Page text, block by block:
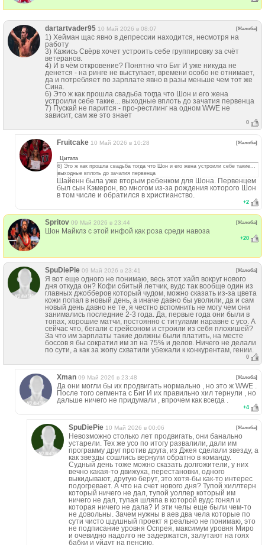
dartartvader95 10 Май 2026 в 08:07 [Жалоба]
1) Хейман щас явно в депрессии находится, несмотря на
работу
3) Кажись Свёрв хочет устроить себе группировку за счёт
ветеранов.
4) И в чём откровение? Понятно что Биг И уже никуда не
денется - на ринге не выступает, времени особо не отнимает,
да и потребляет по зарплате явно в разы меньше чем тот же
Сина.
6) Это ж как прошла свадьба тогда что Шон и его жена
устроили себе такие... выходные вплоть до зачатия первенца
7) Пускай не парится - про-рестлинг на одном WWE не
зависит, сам же это знает
0
Fruitcake 10 Май 2026 в 10:28 [Жалоба]
Цитата
6) Это ж как прошла свадьба тогда что Шон и его жена устроили себе такие...
выходные вплоть до зачатия первенца
Шайенн была уже вторым ребенком для Шона. Первенцем
был сын Кэмерон, во многом из-за рождения которого Шон
в том числе и обратился в христианство.
+2
Spritov 09 Май 2026 в 23:44 [Жалоба]
Шон Майклз с этой инфой как роза среди навоза
+20
SpuDiePie 09 Май 2026 в 23:41 [Жалоба]
Я вот еще одного не понимаю, весь этот хайп вокруг нового
дня откуда он? Кофи сбитый летчик, вудс так вообще один из
главных джобберов который чудом, можно сказать из-за цвета
кожи попал в новый день, а иначе давно бы уволили, да и сам
новый день давно не те, я честно вспомнить не могу чем они
занимались последние 2-3 года. Да, первые года они были в
топах, хорошие матчи, постоянно с титулами наравне с усо. А
сейчас что, бегали с грейсоном и строили из себя плохишей?
За что им зарплаты такие должны были платить, на месте
боссов я бы сократил им зп на 75% и делов. Ничего не делали
по сути, а как за жопу схватили убежали к конкурентам, гении.
0
Xman 09 Май 2026 в 23:48 [Жалоба]
Да они могли бы их продвигать нормально , но это ж WWE .
После того сегмента с Биг И их правильно хил тернули , но
дальше ничего не придумали , впрочем как всегда .
+4
SpuDiePie 10 Май 2026 в 00:06 [Жалоба]
Невозможно столько лет продвигать, они банально
устарели. Тех же усо по итогу развалили, дали им
программу друг против друга, из Джея сделали звезду, а
как звезды сошлись вернули обратно в команду.
Судный день тоже можно сказать долгожители, у них
вечно какая-то движуха, перестановки, одного
выкидывают, другую берут, это хотя-бы как-то интерес
подогревает. А что на счет нового дня? Тупой хиллтерн
который ничего не дал, тупой уоллер который им
ничего не дал, тупая шляпа в которой вудс гонял и
которая ничего не дала? И эти челы еще были чем-то
не довольны. Зачем нужны в аев два чела которые по
сути чисто ццушный проект я реально не понимаю, это
не подписание уровня Оспрея, максимум уровня Миро
и очевидно надолго не задержатся, залутают на гоях
бабки и уйдут на пенсию.